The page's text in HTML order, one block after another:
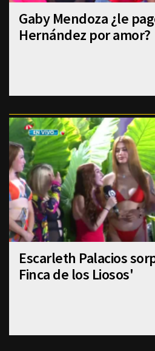
Gaby Mendoza ¿le
Hernández por amor?
Escarleth Palacios
Finca de los Liosos'